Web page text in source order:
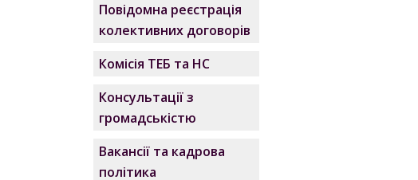
Повідомна реєстрація
колективних договорів
Комісія ТЕБ та НС
Консультації з
громадськістю
Вакансії та кадрова
політика